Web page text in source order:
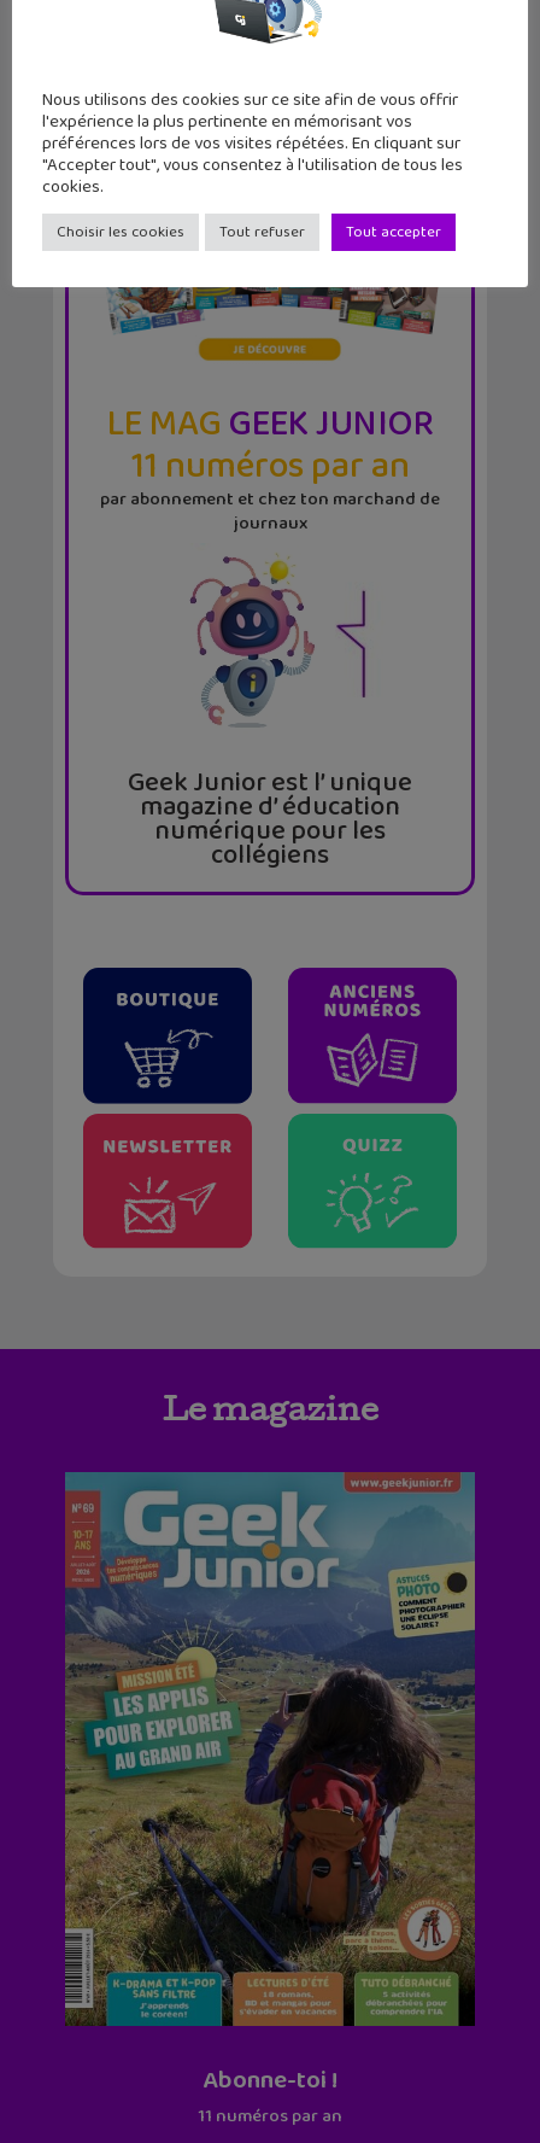
LE MAGGEEK JUNIOR
11 numéros par an
par abonnement et chez ton marchand de
journaux
Geek Junior est l’ unique
magazine d’ éducation
numérique pour les
collégiens
Le magazine
Abonne-toi !
11 numéros par an
Nous utilisons des cookies sur ce site afin de vous offrir
l'expérience la plus pertinente en mémorisant vos
préférences lors de vos visites répétées. En cliquant sur
"Accepter tout", vous consentez à l'utilisation de tous les
cookies.
Choisir les cookies Tout refuser Tout accepter